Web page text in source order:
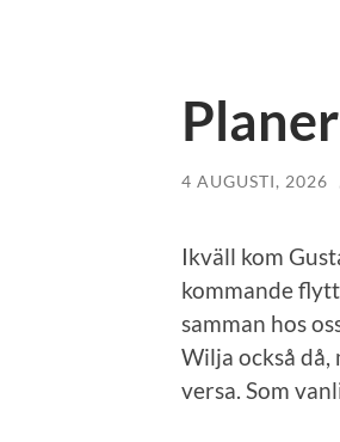
4 AUGUSTI, 2026
Ikväll kom
kommande
samman hos
Wilja också
versa. Som